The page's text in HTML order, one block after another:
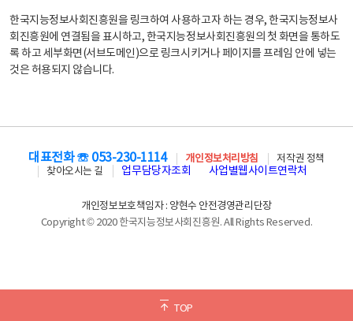
한국지능정보사회진흥원을 링크하여 사용하고자 하는 경우, 한국지능정보사
회진흥원에 연결됨을 표시하고, 한국지능정보사회진흥원의 첫 화면을 통하도
록 하고 세부화면(서브도메인)으로 링크시키거나 페이지를 프레임 안에 넣는
것은 허용되지 않습니다.
TOP
대표전화 ☏ 053-230-1114 개인정보처리방침
저작권 정책
찾아오시는 길
업무담당자조회 사업별웹사이트연락처
개인정보보호책임자 : 양현수 안전경영관리단장
Copyright © 2020 한국지능정보사회진흥원. All Rights Reserved.